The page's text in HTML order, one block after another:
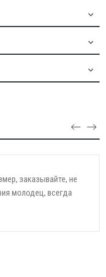
магазина. Хочу
отправку моего